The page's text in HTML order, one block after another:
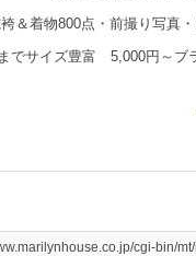
＆着物800点・前撮り写真
でサイズ豊富 5,000円～ブ
cgi-bin/